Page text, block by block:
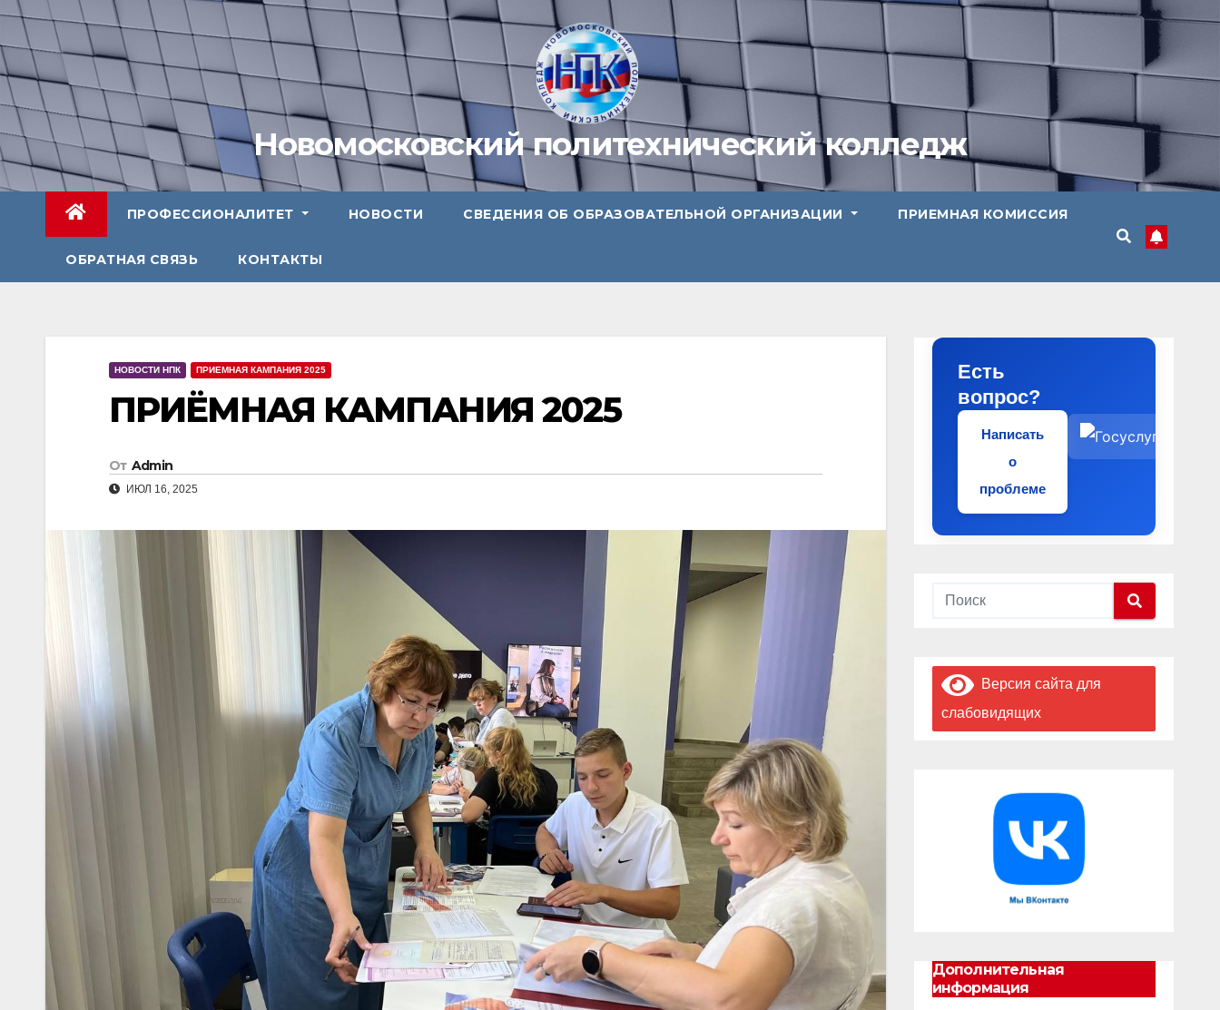
Перейти
содержимому
Новомосковский политехнический колледж
ПРОФЕССИОНАЛИТЕТ НОВОСТИ СВЕДЕНИЯ ОБ ОБРАЗОВАТЕЛЬНОЙ ОРГАНИЗАЦИИ ПРИЕМНАЯ КОМИССИЯ
ОБРАТНАЯ СВЯЗЬ КОНТАКТЫ
НОВОСТИ НПК ПРИЕМНАЯ КАМПАНИЯ 2025
ПРИЁМНАЯ КАМПАНИЯ 2025
От Admin
ИЮЛ 16, 2025
Есть
вопрос?
Написать
о
проблеме
Версия сайта для
слабовидящих
Дополнительная
информация